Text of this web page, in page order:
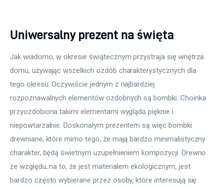
Uniwersalny prezent na święta
Jak wiadomo, w okresie świątecznym przystraja się wnętrza
domu, używając wszelkich ozdób charakterystycznych dla
tego okresu. Oczywiście jednym z najbardziej
rozpoznawalnych elementów ozdobnych są bombki. Choinka
przyozdobiona takimi elementami wygląda pięknie i
niepowtarzalnie. Doskonałym prezentem są więc bombki
drewniane, które mimo tego, że mają bardzo minimalistyczny
charakter, będą świetnym uzupełnieniem kompozycji. Drewno
ze względu, na to, że jest materiałem ekologicznym, jest
bardzo często wybierane przez osoby, które interesują się